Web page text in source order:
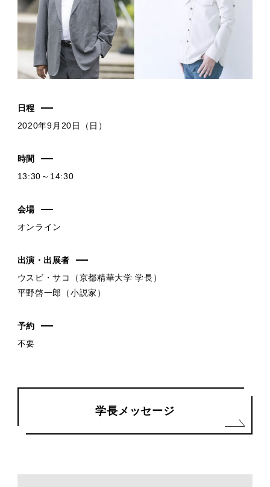
日程
2020年9月20日（日）
時間
13:30～14:30
会場
オンライン
出演・出展者
ウスビ・サコ（京都精華大学 学長）
平野啓一郎（小説家）
予約
不要
学長メッセージ